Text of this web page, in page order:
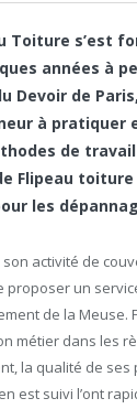
Toiture s’est
années à
Devoir de
à
de
Flipeau
les
son activité de
proposer un
de la Meuse.
métier dans les
la qualité de ses
est suivi l’ont